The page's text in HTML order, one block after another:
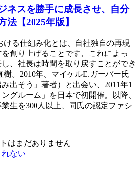
ネスを勝手に成長させ、自分
法【2025年版】
ける仕組み化とは、自社独自の再現
創り上げることです。これによっ
、社長は時間を取り戻すことができ
樹。2010年、マイケルE.ガーバー氏
み出そう」著者）と出会い、2011年1
グルーム」を日本で初開催。以降、
生を300人以上、同氏の認定ファシ
はまだありません